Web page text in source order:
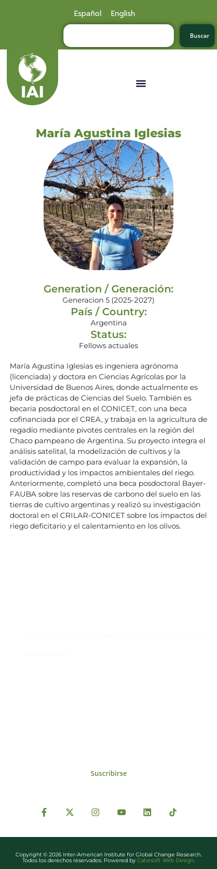
Español English
Buscar
María Agustina Iglesias
Generation / Generación:
Generacion 5 (2025-2027)
País / Country:
Argentina
Status:
Fellows actuales
María Agustina Iglesias es ingeniera agrónoma
(licenciada) y doctora en Ciencias Agrícolas por la
Universidad de Buenos Aires, donde actualmente es
jefa de prácticas de Ciencias del Suelo. También es
becaria posdoctoral en el CONICET, con una beca
cofinanciada por el CREA, y trabaja en la agricultura de
regadío mediante pivotes centrales en la región del
Chaco pampeano de Argentina. Su proyecto integra el
análisis satelital, la modelización de cultivos y la
validación de campo para evaluar la expansión, la
productividad y los impactos ambientales del riego.
Anteriormente, completó una beca posdoctoral Bayer-
FAUBA sobre las reservas de carbono del suelo en las
tierras de cultivo argentinas y realizó su investigación
doctoral en el CRILAR-CONICET sobre los impactos del
riego deficitario y el calentamiento en los olivos.
Suscribirse
Copyright © 2026 Inter-American Institute for Global Change Research.
Todos los derechos reservados. Powered by Cahesoft Web Design.